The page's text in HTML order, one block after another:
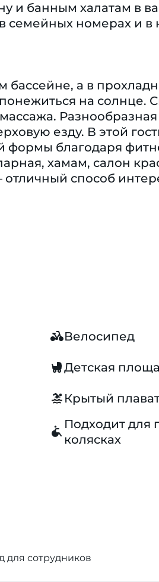
и банным халатам в
номерах и в
бассейне, а в
на солнце.
езду. В этой
благодаря
хамам, салон
способ
Велосипед
Детская
Крытый
Подходит для
колясках
для сотрудников